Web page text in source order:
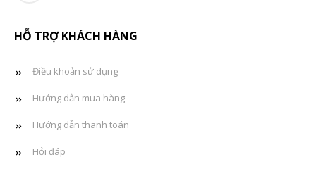
HỖ TRỢ KHÁCH HÀNG
Điều khoản sử dụng
Hướng dẫn mua hàng
Hướng dẫn thanh toán
Hỏi đáp